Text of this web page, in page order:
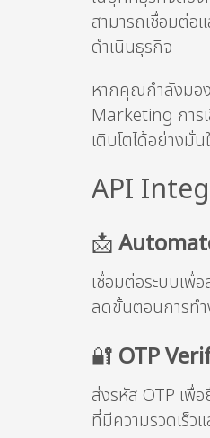
สามารถเชื่อมต่อ
ดำเนินธุรกิจ
หากคุณกำลังมอ
Marketing การ
เติบโตได้อย่างมั่น
API
📩
เชื่อมต่อระบบเพื่
ลดขั้นตอนการทำ
🔐 OTP
ส่งรหัส OTP เพื่
ที่มีความรวดเร็ว